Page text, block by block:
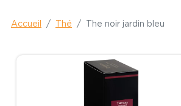
Accueil Thé The noir jardin bleu